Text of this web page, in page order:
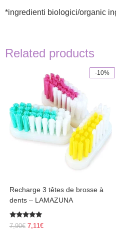
*ingredienti biologici/organic
Related products
-10%
Recharge 3 têtes de brosse à
dents – LAMAZUNA
Rated
5.00
7,90€ Original
7,11€Current
multiple
variants.
The
options
may
page